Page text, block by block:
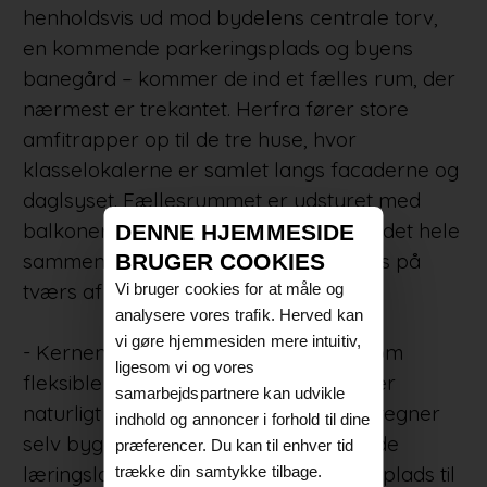
henholdsvis ud mod bydelens centrale torv,
en kommende parkeringsplads og byens
banegård – kommer de ind et fælles rum, der
nærmest er trekantet. Herfra fører store
amfitrapper op til de tre huse, hvor
klasselokalerne er samlet langs facaderne og
daglsyset. Fællesrummet er udstyret med
balkoner, der med bløde linjer binder det hele
sammen, så de studerende kan mødes på
tværs af faggrænser.
- Kernen i projektet er, at der er tale om
fleksible og inspirerende læringsmiljøer
naturligt tilgængelige for alle, og vi betegner
selv byggeriet som et åbent og levende
læringslandskab. Der skal både være plads til
DENNE HJEMMESIDE
BRUGER COOKIES
Vi bruger cookies for at måle og
analysere vores trafik. Herved kan
vi gøre hjemmesiden mere intuitiv,
ligesom vi og vores
samarbejdspartnere kan udvikle
indhold og annoncer i forhold til dine
præferencer. Du kan til enhver tid
trække din samtykke tilbage.